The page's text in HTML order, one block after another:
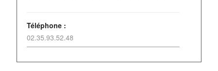
Téléphone :
02.35.93.52.48